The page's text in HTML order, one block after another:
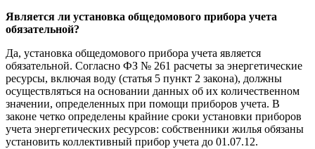
Является ли установка общедомового прибора учета
обязательной?
Да, установка общедомового прибора учета является
обязательной. Согласно ФЗ № 261 расчеты за энергетические
ресурсы, включая воду (статья 5 пункт 2 закона), должны
осуществляться на основании данных об их количественном
значении, определенных при помощи приборов учета. В
законе четко определены крайние сроки установки приборов
учета энергетических ресурсов: собственники жилья обязаны
установить коллективный прибор учета до 01.07.12.